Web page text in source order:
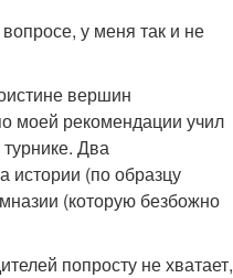
у меня так и не
вершин
моей рекомендации учил
Два
истории (по образцу
(которую безбожно
попросту не хватает,